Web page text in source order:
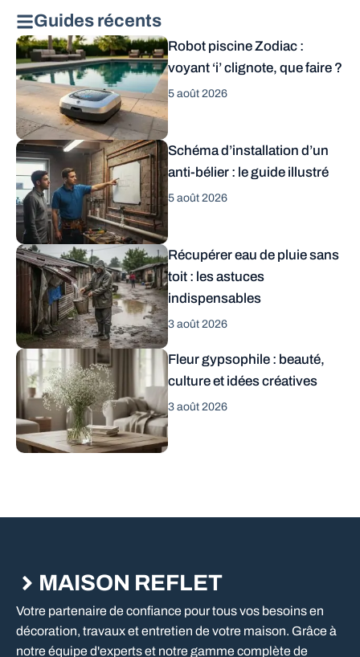
Guides récents
Robot piscine Zodiac :
voyant ‘i’ clignote, que faire ?
5 août 2026
Schéma d’installation d’un
anti-bélier : le guide illustré
5 août 2026
Récupérer eau de pluie sans
toit : les astuces
indispensables
3 août 2026
Fleur gypsophile : beauté,
culture et idées créatives
3 août 2026
MAISON REFLET
Votre partenaire de confiance pour tous vos besoins en
décoration, travaux et entretien de votre maison. Grâce à
notre équipe d'experts et notre gamme complète de